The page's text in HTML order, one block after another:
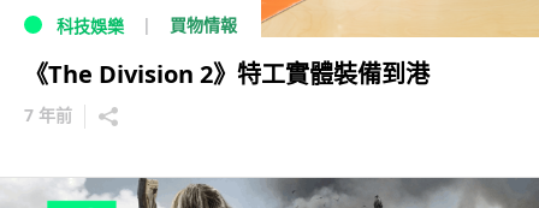
科技娛樂 買物情報
《The Division 2》特工實體裝備到港
7 年前